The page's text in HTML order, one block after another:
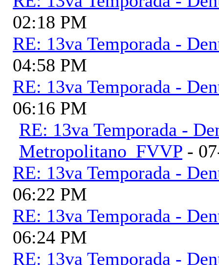
02:18 PM
RE: 13va Temporada -
04:58 PM
RE: 13va Temporada -
06:16 PM
RE: 13va Temporada -
Metropolitano_FVVP -
RE: 13va Temporada -
06:22 PM
RE: 13va Temporada -
06:24 PM
RE: 13va Temporada -